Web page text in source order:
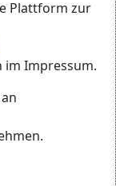
Plattform zur
im Impressum.